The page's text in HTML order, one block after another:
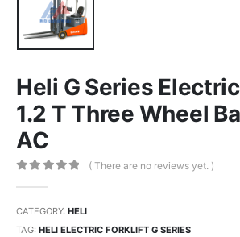
Heli G Series
1.2 T Three Wheel
AC
( There are no reviews yet. )
CATEGORY: HELI
TAG: HELI ELECTRIC FORKLIFT G SERIES